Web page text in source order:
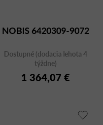
NOBIS 6420309-9072
Dostupné (dodacia lehota 4
týždne)
1 364,07 €